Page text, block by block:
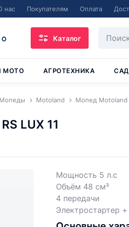
нас Покупателям Оплата
Каталог
МОТО АГРОТЕХНИКА
Мопеды Motoland Мопед Motoland
LUX 11
Мощность 5 л.с
Объём 48 см³
4 передачи
Электростартер